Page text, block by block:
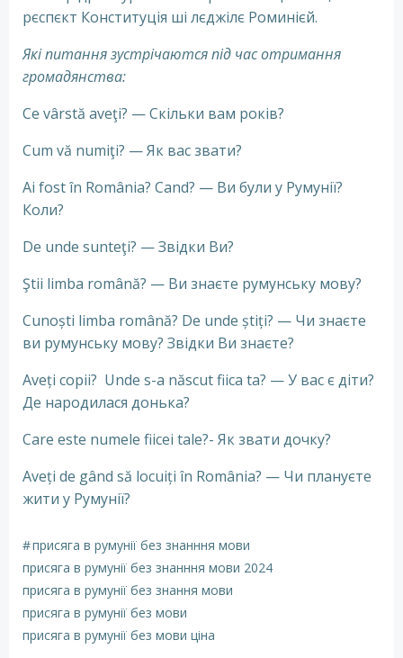
рєспєкт Конституція ші лєджілє Роминієй.
Які питання зустрічаются під час отримання
громадянства:
Ce vârstă aveţi? — Скільки вам років?
Cum vă numiţi? — Як вас звати?
Ai fost în România? Cand? — Ви були у Румунії?
Коли?
De unde sunteţi? — Звідки Ви?
Ştii limba română? — Ви знаєте румунську мову?
Cunoști limba română? De unde știți? — Чи знаєте
ви румунську мову? Звідки Ви знаєте?
Aveți copii? Unde s-a născut fiica ta? — У вас є діти?
Де народилася донька?
Care este numele fiicei tale?- Як звати дочку?
Aveți de gând să locuiți în România? — Чи плануєте
жити у Румунії?
#присяга в румунії без знанння мови
присяга в румунії без знанння мови 2024
присяга в румунії без знання мови
присяга в румунії без мови
присяга в румунії без мови ціна